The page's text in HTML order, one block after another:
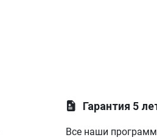
Гарантия 5
Все наши